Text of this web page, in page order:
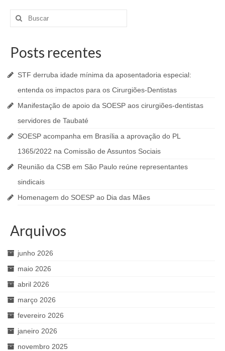
Buscar
por:
Posts recentes
STF derruba idade mínima da aposentadoria especial:
entenda os impactos para os Cirurgiões-Dentistas
Manifestação de apoio da SOESP aos cirurgiões-dentistas
servidores de Taubaté
SOESP acompanha em Brasília a aprovação do PL
1365/2022 na Comissão de Assuntos Sociais
Reunião da CSB em São Paulo reúne representantes
sindicais
Homenagem do SOESP ao Dia das Mães
Arquivos
junho 2026
maio 2026
abril 2026
março 2026
fevereiro 2026
janeiro 2026
novembro 2025